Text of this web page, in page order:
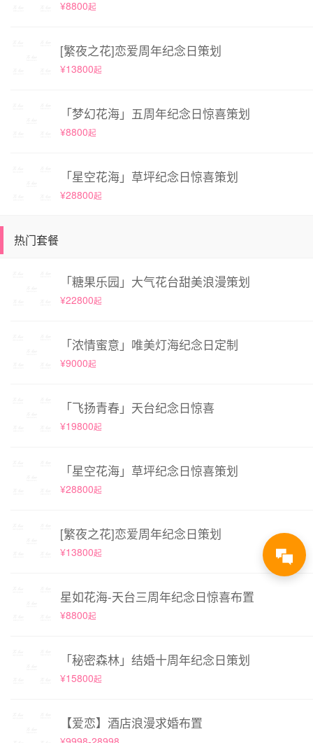
¥8800起
[繁夜之花]恋爱周年纪念日策划
¥13800起
「梦幻花海」五周年纪念日惊喜策划
¥8800起
「星空花海」草坪纪念日惊喜策划
¥28800起
热门套餐
「糖果乐园」大气花台甜美浪漫策划
¥22800起
「浓情蜜意」唯美灯海纪念日定制
¥9000起
「飞扬青春」天台纪念日惊喜
¥19800起
「星空花海」草坪纪念日惊喜策划
¥28800起
[繁夜之花]恋爱周年纪念日策划
¥13800起
星如花海-天台三周年纪念日惊喜布置
¥8800起
「秘密森林」结婚十周年纪念日策划
¥15800起
【爱恋】酒店浪漫求婚布置